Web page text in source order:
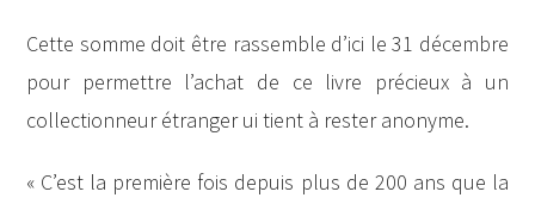
Cette somme doit être rassemble d’ici le 31 décembre
pour permettre l’achat de ce livre précieux à un
collectionneur étranger ui tient à rester anonyme.
« C’est la première fois depuis plus de 200 ans que la